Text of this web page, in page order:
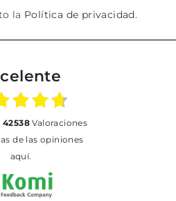
la Política de privacidad.
42538Valoraciones
aquí.